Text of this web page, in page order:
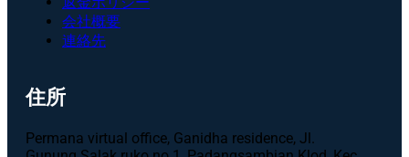
会社概要
連絡先
住所
Permana virtual office, Ganidha residence, Jl.